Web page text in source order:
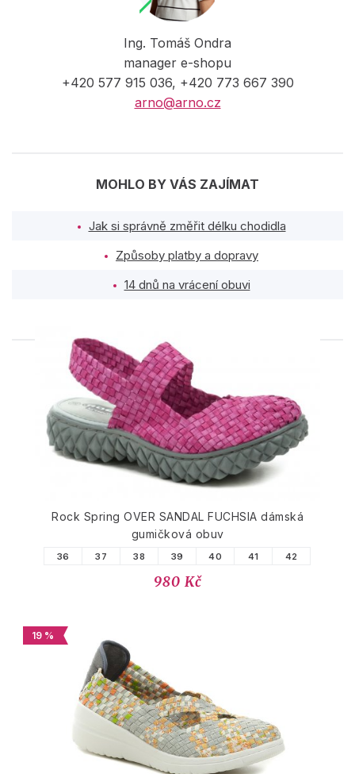
Ing. Tomáš Ondra
manager e-shopu
+420 577 915 036, +420 773 667 390
arno@arno.cz
MOHLO BY VÁS ZAJÍMAT
Jak si správně změřit délku chodidla
Způsoby platby a dopravy
14 dnů na vrácení obuvi
PODOBNÉ PRODUKTY
Rock Spring OVER SANDAL FUCHSIA dámská
gumičková obuv
36 37 38 39 40 41 42
980 Kč
19 %